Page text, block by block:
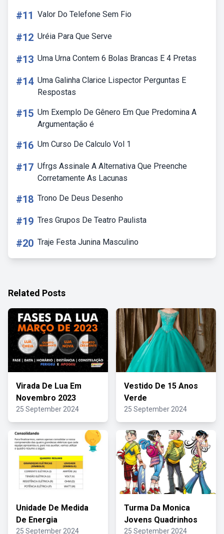
#11 Valor Do Telefone Sem Fio
#12 Uréia Para Que Serve
#13 Uma Urna Contem 6 Bolas Brancas E 4 Pretas
#14 Uma Galinha Clarice Lispector Perguntas E
Respostas
#15 Um Exemplo De Gênero Em Que Predomina A
Argumentação é
#16 Um Curso De Calculo Vol 1
#17 Ufrgs Assinale A Alternativa Que Preenche
Corretamente As Lacunas
#18 Trono De Deus Desenho
#19 Tres Grupos De Teatro Paulista
#20 Traje Festa Junina Masculino
Related Posts
Virada De Lua Em
Novembro 2023
25 September 2024
Vestido De 15 Anos
Verde
25 September 2024
Unidade De Medida
De Energia
25 September 2024
Turma Da Monica
Jovens Quadrinhos
25 September 2024